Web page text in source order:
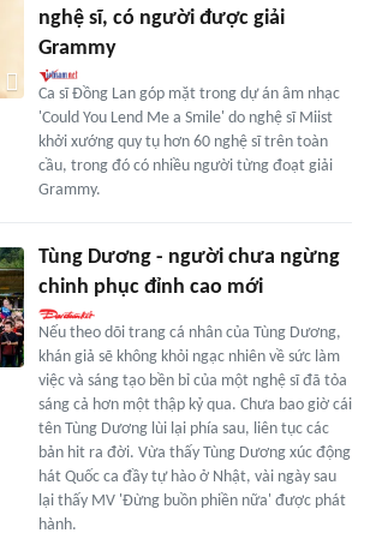
nghệ sĩ, có người được giải
Grammy
Ca sĩ Đồng Lan góp mặt trong dự án âm nhạc
'Could You Lend Me a Smile' do nghệ sĩ Miist
khởi xướng quy tụ hơn 60 nghệ sĩ trên toàn
cầu, trong đó có nhiều người từng đoạt giải
Grammy.
Tùng Dương - người chưa ngừng
chinh phục đỉnh cao mới
Nếu theo dõi trang cá nhân của Tùng Dương,
khán giả sẽ không khỏi ngạc nhiên về sức làm
việc và sáng tạo bền bỉ của một nghệ sĩ đã tỏa
sáng cả hơn một thập kỷ qua. Chưa bao giờ cái
tên Tùng Dương lùi lại phía sau, liên tục các
bản hit ra đời. Vừa thấy Tùng Dương xúc động
hát Quốc ca đầy tự hào ở Nhật, vài ngày sau
lại thấy MV 'Đừng buồn phiền nữa' được phát
hành.